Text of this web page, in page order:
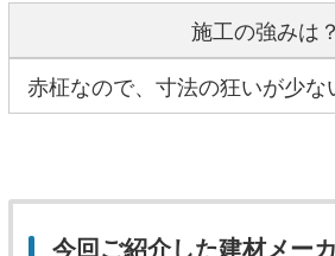
施工の強みは？
赤柾なので、寸法の狂いが少な
今回ご紹介した建材メー